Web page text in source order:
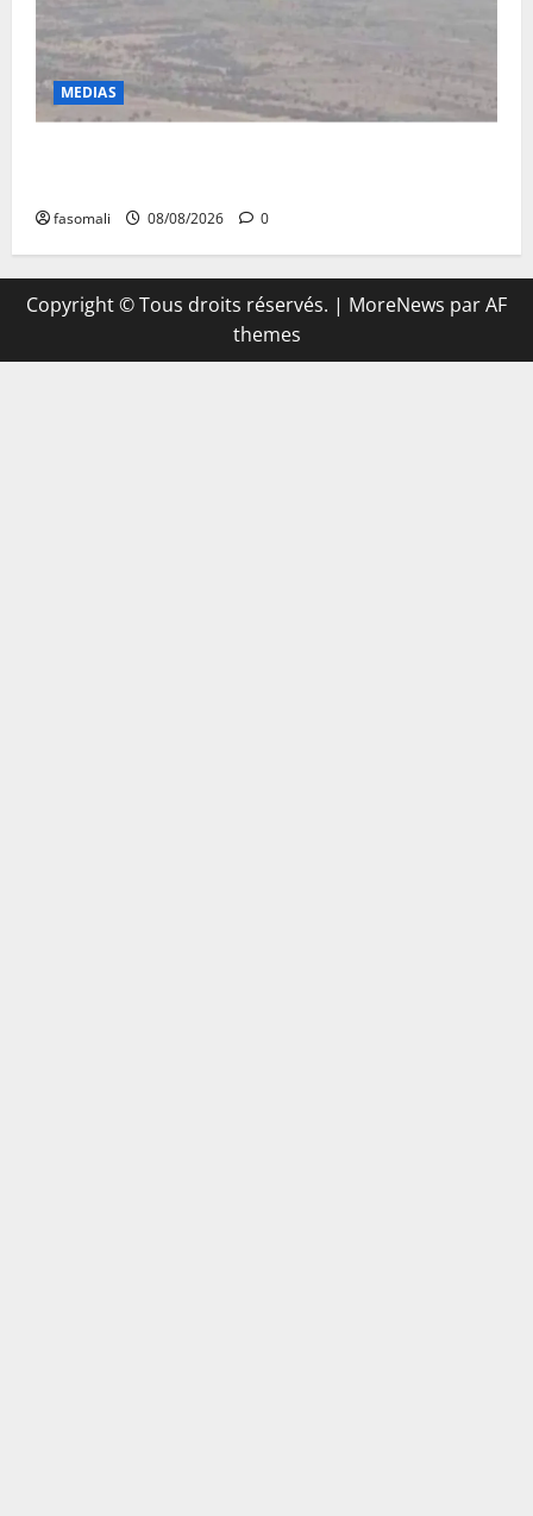
MEDIAS
fasomali 08/08/2026 0
Copyright © Tous droits réservés. | MoreNews par AF
themes